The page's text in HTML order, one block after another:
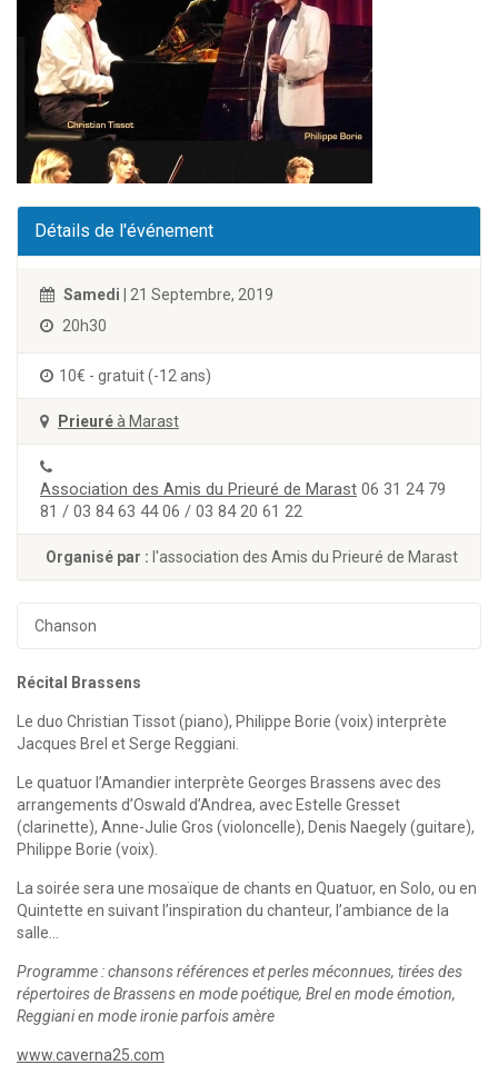
Détails de l'événement
Samedi | 21 Septembre, 2019
20h30
10€ - gratuit (-12 ans)
Prieuréà Marast
Association des Amis du Prieuré de Marast 06 31 24 79
81 / 03 84 63 44 06 / 03 84 20 61 22
Organisé par : l'association des Amis du Prieuré de Marast
Chanson
Récital Brassens
Le duo Christian Tissot (piano), Philippe Borie (voix) interprète
Jacques Brel et Serge Reggiani.
Le quatuor l’Amandier interprète Georges Brassens avec des
arrangements d’Oswald d’Andrea, avec Estelle Gresset
(clarinette), Anne-Julie Gros (violoncelle), Denis Naegely (guitare),
Philippe Borie (voix).
La soirée sera une mosaïque de chants en Quatuor, en Solo, ou en
Quintette en suivant l’inspiration du chanteur, l’ambiance de la
salle…
Programme : chansons références et perles méconnues, tirées des
répertoires de Brassens en mode poétique, Brel en mode émotion,
Reggiani en mode ironie parfois amère
www.caverna25.com